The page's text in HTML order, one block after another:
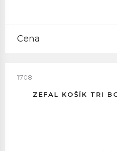
Cena
1708
ZEFAL KOŠÍK TRI